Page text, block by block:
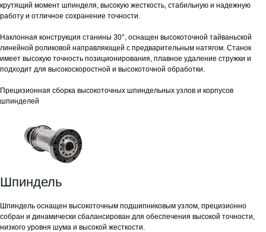
крутящий момент шпинделя, высокую жесткость, стабильную и надежную
работу и отличное сохранение точности.
Наклонная конструкция станины 30°, оснащен высокоточной тайваньской
линейной роликовой направляющей с предварительным натягом. Станок
имеет высокую точность позиционирования, плавное удаление стружки и
подходит для высокоскоростной и высокоточной обработки.
Прецизионная сборка высокоточных шпиндельных узлов и корпусов
шпинделей
Шпиндель
Шпиндель оснащен высокоточным подшипниковым узлом, прецизионно
собран и динамически сбалансирован для обеспечения высокой точности,
низкого уровня шума и высокой жесткости.